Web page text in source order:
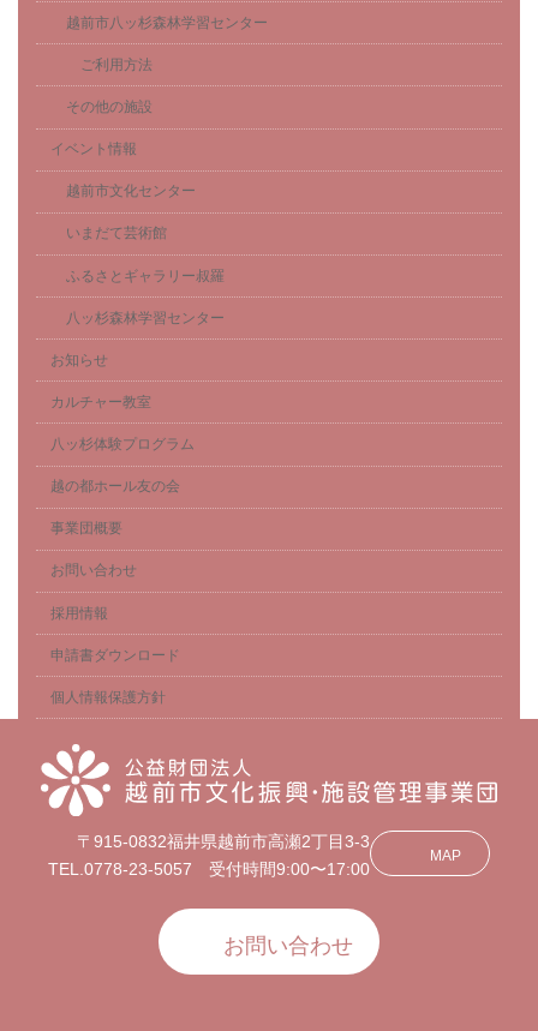
越前市八ッ杉森林学習センター
ご利用方法
その他の施設
イベント情報
越前市文化センター
いまだて芸術館
ふるさとギャラリー叔羅
八ッ杉森林学習センター
お知らせ
カルチャー教室
八ッ杉体験プログラム
越の都ホール友の会
事業団概要
お問い合わせ
採用情報
申請書ダウンロード
個人情報保護方針
〒915-0832福井県越前市高瀬2丁目3-3
TEL.0778-23-5057 受付時間9:00〜17:00
MAP
お問い合わせ